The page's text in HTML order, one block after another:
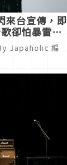
來台宣傳，即
卻怕暴雷？
家吃法
Japaholic 編